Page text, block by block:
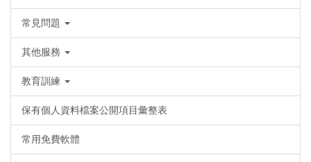
常見問題
其他服務
教育訓練
保有個人資料檔案公開項目彙整表
常用免費軟體